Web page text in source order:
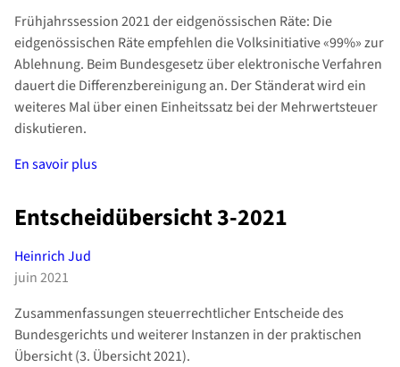
Frühjahrssession 2021 der eidgenössischen Räte: Die
eidgenössischen Räte empfehlen die Volksinitiative «99%» zur
Ablehnung. Beim Bundesgesetz über elektronische Verfahren
dauert die Differenzbereinigung an. Der Ständerat wird ein
weiteres Mal über einen Einheitssatz bei der Mehrwertsteuer
diskutieren.
En savoir plus
Entscheidübersicht 3-2021
Heinrich Jud
juin 2021
Zusammenfassungen steuerrechtlicher Entscheide des
Bundesgerichts und weiterer Instanzen in der praktischen
Übersicht (3. Übersicht 2021).